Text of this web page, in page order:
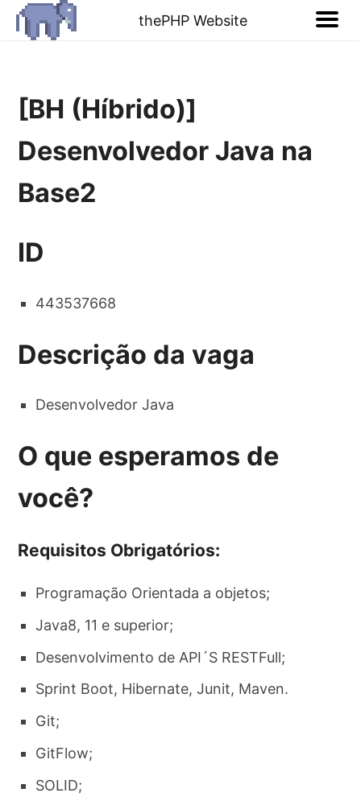
thePHP Website
[BH (Híbrido)]
Desenvolvedor Java na
Base2
ID
443537668
Descrição da vaga
Desenvolvedor Java
O que esperamos de
você?
Requisitos Obrigatórios:
Programação Orientada a objetos;
Java8, 11 e superior;
Desenvolvimento de API´S RESTFull;
Sprint Boot, Hibernate, Junit, Maven.
Git;
GitFlow;
SOLID;